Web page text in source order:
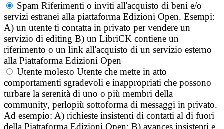
Spam Riferimenti o inviti all'acquisto di beni e/o
servizi estranei alla piattaforma Edizioni Open. Esempi:
A) un utente ti contatta in privato per vendere un
servizio di editing B) un LibriCK contiene un
riferimento o un link all'acquisto di un servizio esterno
alla Piattaforma Edizioni Open
Utente molesto Utente che mette in atto
comportamenti sgradevoli e inappropriati che possono
turbare la serenità di uno o più membri della
community, perlopiù sottoforma di messaggi in privato.
Ad esempio: A) richieste insistenti di contatti al di fuori
della Piattaforma Edizioni Open; B) avances insistenti e